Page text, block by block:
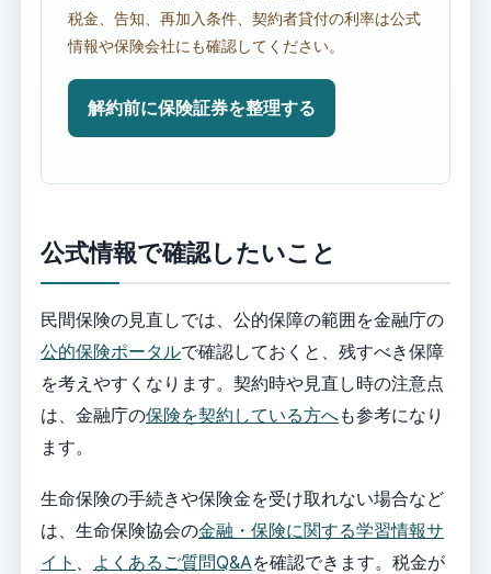
税金、告知、再加入条件、契約者貸付の利率は公式
情報や保険会社にも確認してください。
解約前に保険証券を整理する
公式情報で確認したいこと
民間保険の見直しでは、公的保障の範囲を金融庁の
公的保険ポータルで確認しておくと、残すべき保障
を考えやすくなります。契約時や見直し時の注意点
は、金融庁の保険を契約している方へも参考になり
ます。
生命保険の手続きや保険金を受け取れない場合など
は、生命保険協会の金融・保険に関する学習情報サ
イト 、 よくあるご質問Q&Aを確認できます。税金が